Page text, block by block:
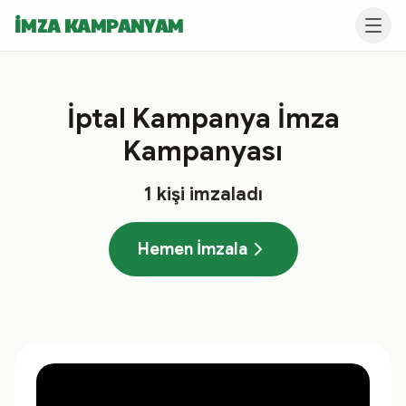
İMZA KAMPANYAM
İptal Kampanya İmza
Kampanyası
1 kişi imzaladı
Hemen İmzala